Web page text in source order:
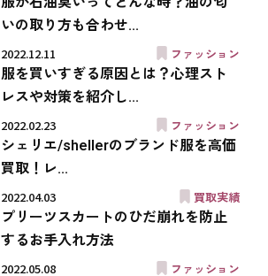
いの取り方も合わせ...
2022.12.11
ファッション
服を買いすぎる原因とは？心理スト
レスや対策を紹介し...
2022.02.23
ファッション
シェリエ/shellerのブランド服を高価
買取！レ...
2022.04.03
買取実績
プリーツスカートのひだ崩れを防止
するお手入れ方法
2022.05.08
ファッション